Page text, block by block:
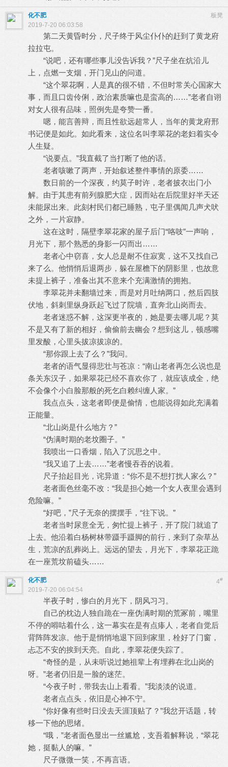
板凳
化不肥
2019-7-20 06:03:58
第二天黄昏时分，尺子终于风尘仆仆的赶到了黄龙府
拉拉屯。
“说吧，还有哪些事儿没告诉我？”尺子坐在炕沿儿
上，点燃一支烟，开门见山的问道。
“这个翠花啊，人是真的很不错，不但时常关心国家大
事，而且口齿伶俐，政治素质嘛也是蛮高的……”老者自诩
对女人很有品味，照例先是夸赞一番。
嗯，能言善辩，而且性欲远超常人，当年的黄龙府邢
书记便是如此。如此看来，这位名叫李翠花的老妇着实令
人生疑。
“说要点。”我直截了当打断了他的话。
老者咳嗽了两声，开始叙述整件事情的原委……
数日前的一个深夜，约莫子时许，老者披衣出门小
解。由于其患有前列腺肥大症，因而站在后院里好半天还
未能尿出来。此刻村民们都已睡熟，屯子里偶闻几声犬吠
之外，一片寂静。
这在这时，隔壁李翠花家的屋子后门“咯吱”一声响，
月光下，那个熟悉的身影一闪而出……
老者心中窃喜，女人总是耐不住寂寞，这不又找自己
来了么。他悄悄后退两步，躲在屋檐下的阴影里，也故意
未提上裤子，准备出其不意来个充满激情的拥抱。
李翠花并未翻墙过来，而是对月吐纳两口，然后四肢
伏地，斜刺里纵身跃起飞过了院墙，直奔北山岗而去。
老者迷惑不解，这深更半夜的，她是要去哪儿呢？莫
不是又有了新的相好，偷偷前去幽会？想到这儿，顿感嘴
里发酸，心里头拔凉拔凉的。
“那你跟上去了么？”我问。
老者的语气显得悲壮与苍凉：“南山老者再怎么说也是
条关东汉子，如果翠花已经不喜欢你了，就应该成全，绝
不会像个小白脸那般的死乞白赖纠缠人家。”
我点点头，这老者即便是偷情，也能说得如此充满着
正能量。
“北山岗是什么地方？”
“伪满时期的老坟圈子。”
我喷出一口香烟，陷入了沉思之中。
“我又追了上去……”老者慢吞吞的说着。
尺子抬起目光，诧异道：“你不是不想打扰人家么？”
老者面色丝毫不改：“我是担心她一个女人夜里会遇到
危险嘛。”
“好吧，”尺子无奈的摆摆手，“往下说。”
老者当时尿意全无，匆忙提上裤子，开了院门就追了
上去。他沿着白杨树林带蹑手蹑脚的前行，来到了杂草丛
生，荒凉的乱葬岗上。远远的望去，月光下，李翠花正跪
在一座荒坟前磕头……
4#
化不肥
2019-7-20 06:04:54
半夜子时，惨白的月光下，阴风习习。
自己的枕边人独自跪在一座伪满时期的荒冢前，嘴里
不停的嘚咕着什么，这一幕实在是有点瘆人，老者自觉后
背阵阵发凉。他于是悄悄地退下回到家里，栓好了门窗，
忐忑不安的挨到天亮。自此，李翠花便失踪了。
“奇怪的是，从未听说过她祖辈上有埋葬在北山岗的
呀。”老者仍旧是一脸的迷茫。
“今夜子时，带我去山上看看。”我淡淡的说道。
老者点点头，依旧是心神不宁。
“你好像有些时日没去天涯顶贴了？”我岔开话题，转
移一下他的思绪。
“哦，”老者面色显出一丝尴尬，支吾着解释说，“翠花
她，挺黏人的嘛。”
尺子微微一笑，不再言语。